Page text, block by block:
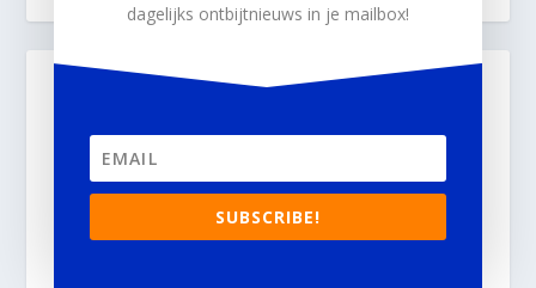
dagelijks ontbijtnieuws in je mailbox!
SUBSCRIBE!